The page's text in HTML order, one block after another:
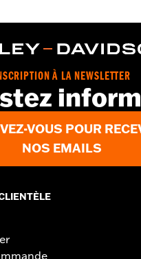
de fixation du support moteur
À LA NEWSLETTER
VOUS POUR
NOS EMAILS